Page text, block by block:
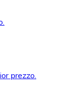
prezzo.